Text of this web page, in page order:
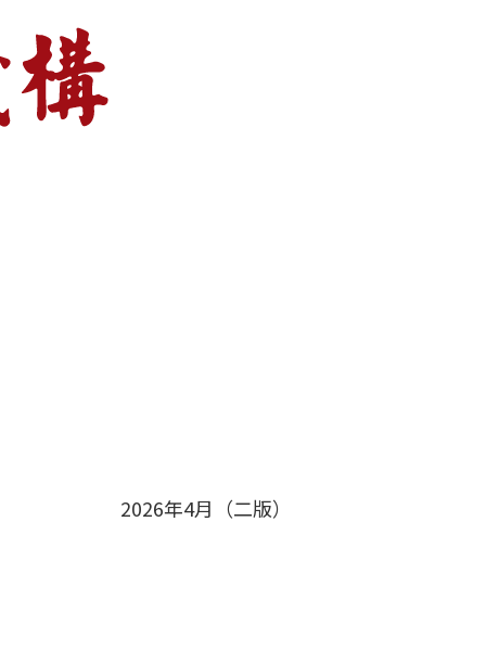
2026年4月（二版）